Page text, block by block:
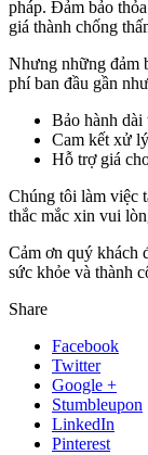
pháp. Đảm bảo
giá thành chống
Nhưng những đảm
phí ban đầu gần
Bảo hành dài
Cam kết xử
Hỗ trợ giá
Chúng tôi làm việc
thắc mắc xin vui
Cảm ơn quý khách
sức khỏe và thành
Share
Facebook
Twitter
Google +
Stumbleupon
LinkedIn
Pinterest